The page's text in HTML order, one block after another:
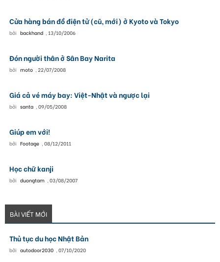
Cửa hàng bán đồ điện tử (cũ, mới) ở Kyoto và Tokyo
bởi backhand , 13/10/2006
Đón người thân ở Sân Bay Narita
bởi moto , 22/07/2008
Giá cả vé máy bay: Việt-Nhật và ngược lại
bởi santa , 09/05/2008
Giúp em với!
bởi Footage , 08/12/2011
Học chữ kanji
bởi duongtam , 03/08/2007
BÀI VIẾT MỚI
Thủ tục du học Nhật Bản
bởi autodoor2030 , 07/10/2020